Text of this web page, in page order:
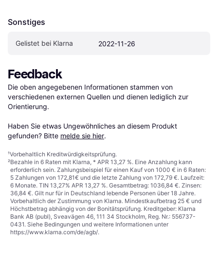
Sonstiges
Gelistet bei Klarna 2022-11-26
Feedback
Die oben angegebenen Informationen stammen von
verschiedenen externen Quellen und dienen lediglich zur
Orientierung.
Haben Sie etwas Ungewöhnliches an diesem Produkt
gefunden? Bitte melde sie hier.
¹Vorbehaltlich Kreditwürdigkeitsprüfung.
²Bezahle in 6 Raten mit Klarna, * APR 13,27 %. Eine Anzahlung kann
erforderlich sein. Zahlungsbeispiel für einen Kauf von 1000 € in 6 Raten:
5 Zahlungen von 172,81€ und die letzte Zahlung von 172,79 €. Laufzeit:
6 Monate. TIN 13,27% APR 13,27 %. Gesamtbetrag: 1036,84 €. Zinsen:
36,84 €. Gilt nur für in Deutschland lebende Personen über 18 Jahre.
Vorbehaltlich der Zustimmung von Klarna. Mindestkaufbetrag 25 € und
Höchstbetrag abhängig von der Bonitätsprüfung. Kreditgeber: Klarna
Bank AB (publ), Sveavägen 46, 111 34 Stockholm, Reg. Nr.: 556737-
0431. Siehe Bedingungen und weitere Informationen unter
https://www.klarna.com/de/agb/.